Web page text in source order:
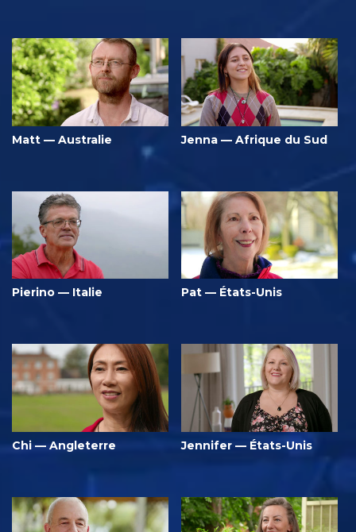
Matt — Australie Jenna — Afrique du Sud
Pierino — Italie Pat — États-Unis
Chi — Angleterre Jennifer — États-Unis